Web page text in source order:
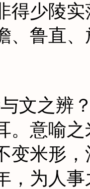
得少陵
、鲁直
之辨？
。意喻
变米形
，为人